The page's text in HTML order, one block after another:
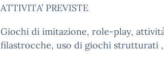
ATTIVITA’ PREVISTE
Giochi di imitazione, role-play,
filastrocche, uso di giochi strutturati